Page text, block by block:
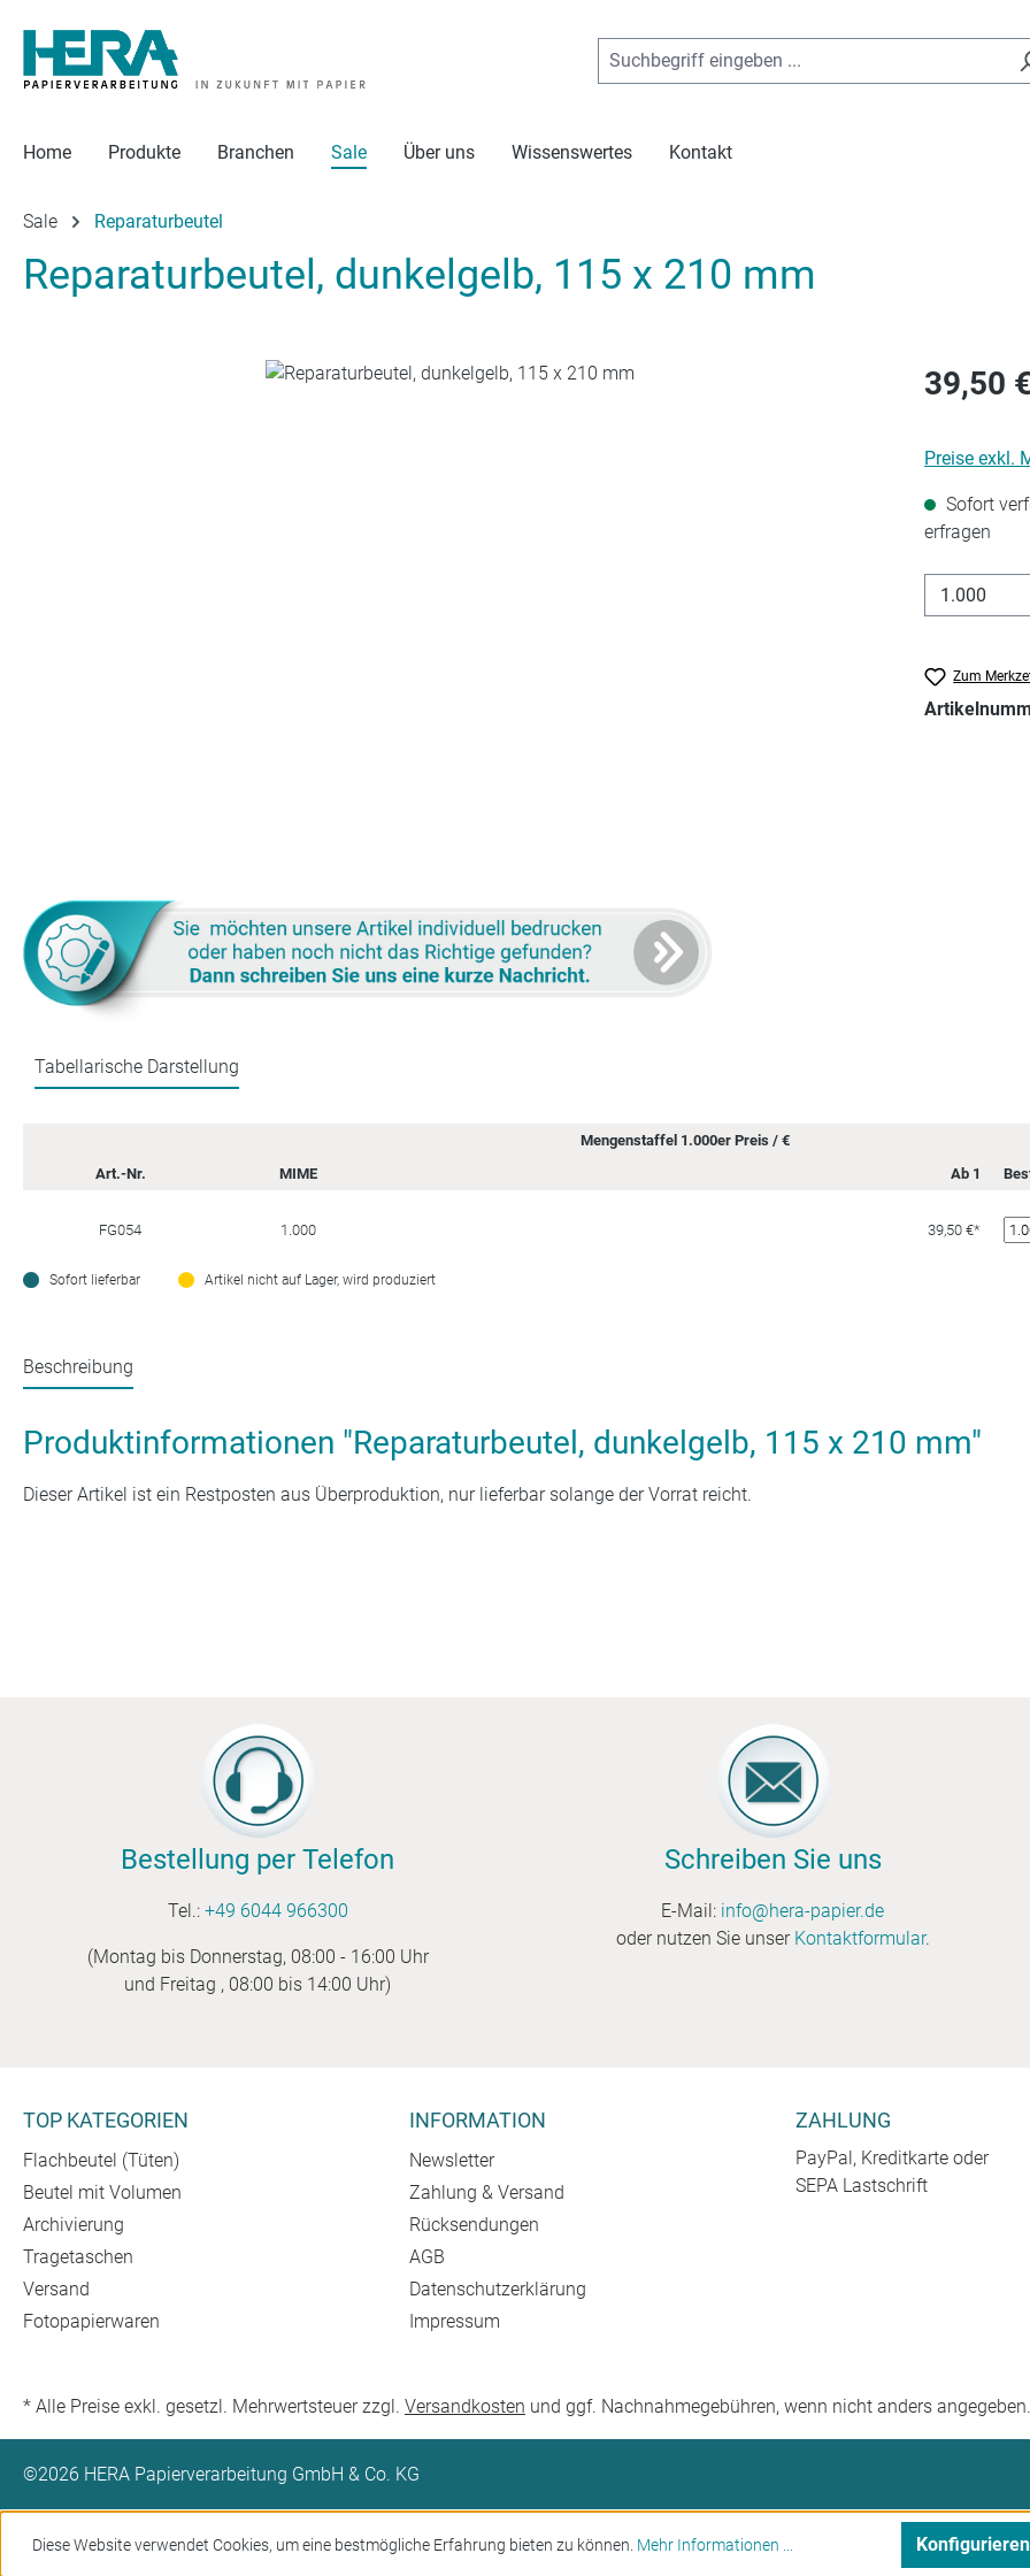
Hauptinhalt springen
Zur Suche springen
Zur Hauptnavigation springen
Home Produkte Branchen Sale Über uns Wissenswertes Kontakt
Sale Reparaturbeutel
Reparaturbeutel, dunkelgelb, 115 x 210 mm
39,50
Preise exkl.
Sofort
erfragen
Zum
Tabellarische Darstellung
Art.-Nr. MIME
Mengenstaffel 1.000er Preis / €
Ab 1
FG054 1.000 39,50 €*
Sofort lieferbar Artikel nicht auf Lager, wird produziert
Beschreibung
Produktinformationen "Reparaturbeutel, dunkelgelb, 115 x 210 mm"
Dieser Artikel ist ein Restposten aus Überproduktion, nur lieferbar solange der Vorrat reicht.
Bestellung per Telefon
Tel.: +49 6044 966300
(Montag bis Donnerstag, 08:00 - 16:00 Uhr
und Freitag , 08:00 bis 14:00 Uhr)
Schreiben Sie uns
E-Mail: info@hera-papier.de
oder nutzen Sie unser Kontaktformular.
TOP KATEGORIEN
Flachbeutel (Tüten)
Beutel mit Volumen
Archivierung
Tragetaschen
Versand
Fotopapierwaren
INFORMATION
Newsletter
Zahlung & Versand
Rücksendungen
AGB
Datenschutzerklärung
Impressum
ZAHLUNG
PayPal, Kreditkarte oder
SEPA Lastschrift
* Alle Preise exkl. gesetzl. Mehrwertsteuer zzgl. Versandkosten und ggf. Nachnahmegebühren, wenn nicht anders angegeben.
©2026 HERA Papierverarbeitung GmbH & Co. KG
Diese Website verwendet Cookies, um eine bestmögliche Erfahrung bieten zu können. Mehr Informationen ... Konfigurieren